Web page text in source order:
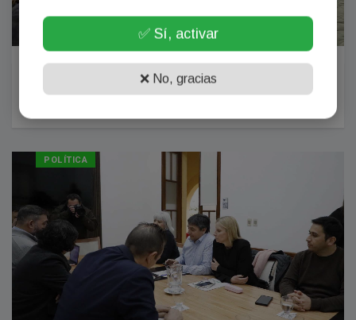
El Gobierno ofreció a ATE un piso salarial de
$1.560.000 y dos bonos
POLÍTICA
✅ Sí, activar
❌ No, gracias